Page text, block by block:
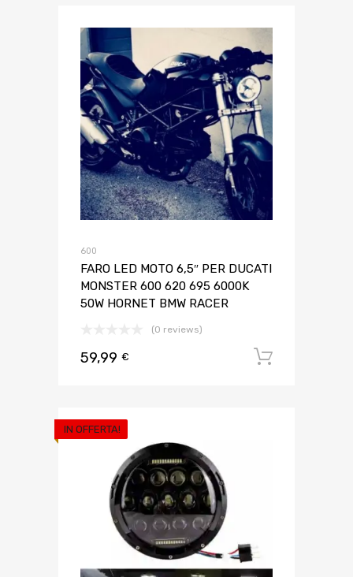
600
FARO LED MOTO 6,5″ PER DUCATI
MONSTER 600 620 695 6000K
50W HORNET BMW RACER
(0 reviews)
59,99 €
IN OFFERTA!